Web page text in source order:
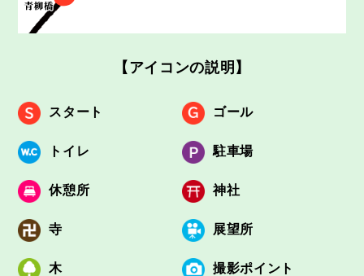
【アイコンの説明】
スタート ゴール
トイレ 駐車場
休憩所 神社
寺 展望所
木 撮影ポイント